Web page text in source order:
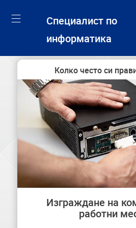
Специалист по
информатика
Колко често си
Изграждане на
работни